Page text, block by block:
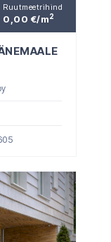
Ruutmeetrihind
0,00 €/m2